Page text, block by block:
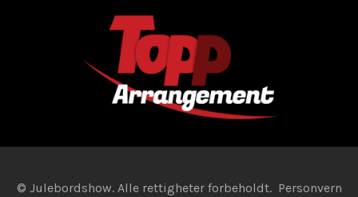
© Julebordshow. Alle rettigheter forbeholdt. Personvern